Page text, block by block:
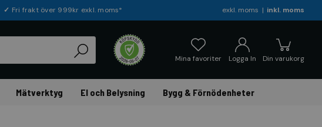
exkl. moms inkl. moms
✓ Fri frakt över 999kr exkl. moms*
Din varukorg
Logga In
Mina favoriter
Mätverktyg El och Belysning Bygg & Förnödenheter